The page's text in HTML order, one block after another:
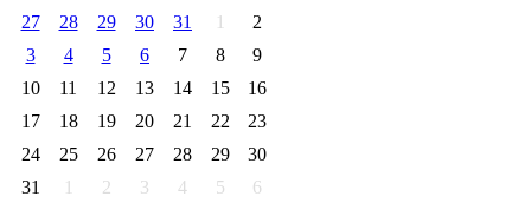
27
28 29 30 31 1
2
3
4 5 6 7 8
9
10
11 12 13 14 15
16
17
18 19 20 21 22
23
24
25 26 27 28 29
30
31
1 2 3 4 5
6